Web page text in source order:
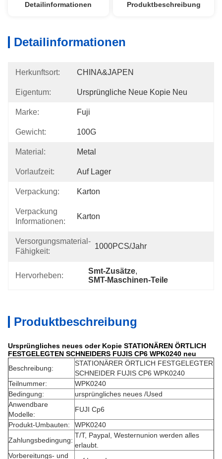
Detailinformationen Produktbeschreibung
Detailinformationen
Herkunftsort: CHINA&JAPEN
Eigentum: Ursprüngliche Neue Kopie Neu
Marke: Fuji
Gewicht: 100G
Material: Metal
Vorlaufzeit: Auf Lager
Verpackung: Karton
Verpackung
Informationen:
Karton
Versorgungsmaterial-
Fähigkeit:
1000PCS/Jahr
Hervorheben:
Smt-Zusätze,
SMT-Maschinen-Teile
Produktbeschreibung
Ursprüngliches neues oder Kopie STATIONÄREN ÖRTLICH
FESTGELEGTEN SCHNEIDERS FUJIS CP6 WPK0240 neu
Beschreibung:
STATIONÄRER ÖRTLICH FESTGELEGTER
SCHNEIDER FUJIS CP6 WPK0240
Teilnummer:
WPK0240
Bedingung:
ursprüngliches neues /Used
Anwendbare
Modelle:
FUJI Cp6
Produkt-Umbauten:
WPK0240
Zahlungsbedingung:
T/T, Paypal, Westernunion werden alles
erlaubt.
Vorbereitungs- und